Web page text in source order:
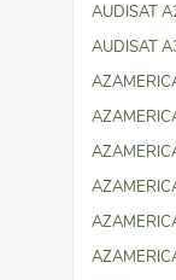
AUDISAT
AUDISAT